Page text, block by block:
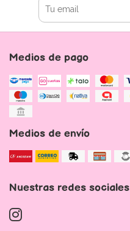
Medios de pago
Medios de envío
Nuestras redes sociales